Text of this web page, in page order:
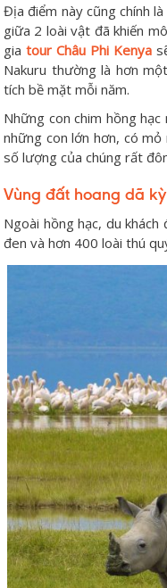
Địa điểm này cũng chính
giữa 2 loài vật đã khiến
giatour Châu Phi Kenya
Nakuru thường là hơn
tích bề mặt mỗi năm.
Những con chim hồng
những con lớn hơn, có
số lượng của chúng rất
Vùng đất hoang dã
Ngoài hồng hạc, du khách
đen và hơn 400 loài thú